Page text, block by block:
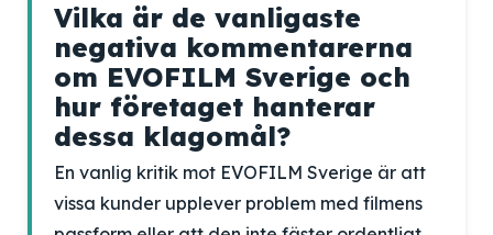
Vilka är de vanligaste
negativa kommentarerna
om EVOFILM Sverige och
hur företaget hanterar
dessa klagomål?
En vanlig kritik mot EVOFILM Sverige är att
vissa kunder upplever problem med filmens